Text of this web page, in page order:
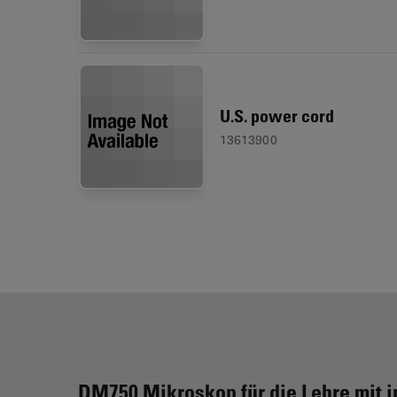
U.S. power cord
13613900
DM750 Mikroskop für die Lehre mit